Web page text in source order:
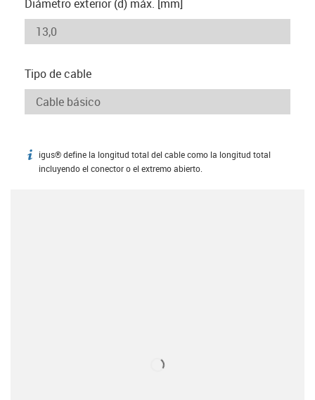
Diámetro exterior (d) máx. [mm]
Tipo de cable
igus-icon-info
igus® define la longitud total del cable como la longitud total
incluyendo el conector o el extremo abierto.